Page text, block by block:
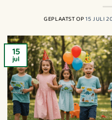
GEPLAATST OP15 JULI
15
jul